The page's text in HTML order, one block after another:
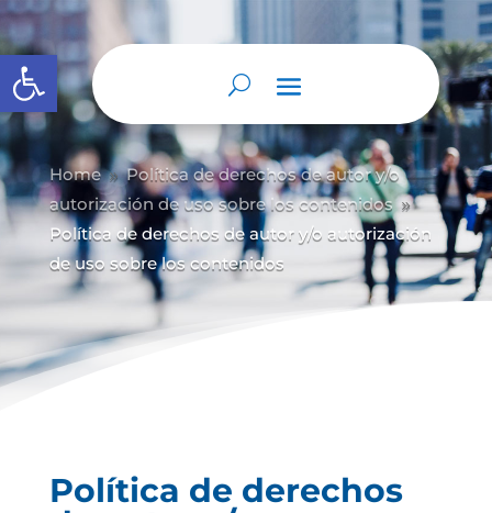
Abrir barra de herramientas
Home 9 Política de derechos de autor y/o
autorización de uso sobre los contenidos 9
Política de derechos de autor y/o autorización
de uso sobre los contenidos
Política de derechos